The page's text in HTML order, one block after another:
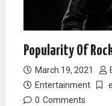
Popularity Of
March 19, 2021
Entertainment
0 Comments